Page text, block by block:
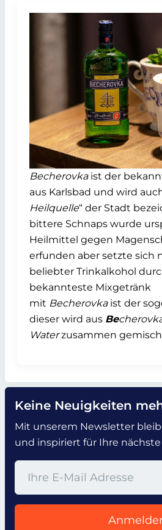
Becherovkaist der
aus Karlsbad und wird
Heilquelle“ der Stadt
bittere Schnaps wurde
Heilmittel gegen
erfunden aber setzte sich
beliebter Trinkalkohol
bekannteste Mixgetränk
mit Becherovkaist der
dieser wird aus Be
Waterzusammen
Keine Neuigkeiten
Mit unserem Newsletter
und inspiriert für Ihre nächste